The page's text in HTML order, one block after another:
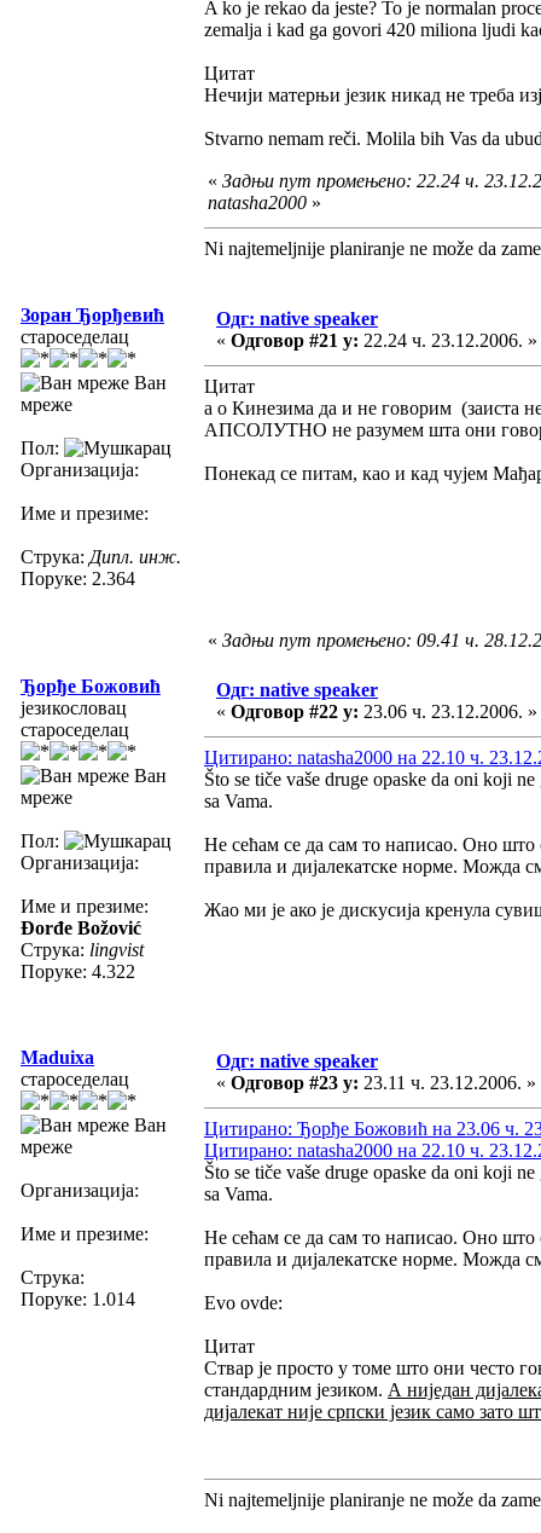
A ko je rekao da jeste? To je normalan
zemalja i kad ga govori 420 miliona ljudi
Цитат
Нечији матерњи језик никад не треба
Stvarno nemam reči. Molila bih Vas da
« Задњи пут промењено: 22.24 ч.
natasha2000 »
Ni najtemeljnije planiranje ne može da
Зоран Ђорђевић
староседелац
Ван
мреже
Пол:
Организација:
Име и презиме:
Струка: Дипл. инж.
Поруке: 2.364
Одг: native speaker
« Одговор #21 у: 22.24 ч. 23.12.2006. »
Цитат
а о Кинезима да и не говорим (заиста
АПСОЛУТНО не разумем шта они
Понекад се питам, као и кад чујем
« Задњи пут промењено: 09.41 ч.
Ђорђе Божовић
језикословац
староседелац
Ван
мреже
Пол:
Организација:
Име и презиме:
Đorđe Božović
Струка: lingvist
Поруке: 4.322
Одг: native speaker
« Одговор #22 у: 23.06 ч. 23.12.2006. »
Цитирано: natasha2000 на 22.10 ч.
Što se tiče vaše druge opaske da oni koji
sa Vama.
Не сећам се да сам то написао. Оно што
правила и дијалекатске норме. Можда
Жао ми је ако је дискусија кренула
Maduixa
староседелац
Ван
мреже
Организација:
Име и презиме:
Струка:
Поруке: 1.014
Одг: native speaker
« Одговор #23 у: 23.11 ч. 23.12.2006. »
Цитирано: Ђорђе Божовић на 23.06 ч.
Цитирано: natasha2000 на 22.10 ч.
Što se tiče vaše druge opaske da oni koji
sa Vama.
Не сећам се да сам то написао. Оно што
правила и дијалекатске норме. Можда
Evo ovde:
Цитат
Ствар је просто у томе што они често
стандардним језиком. А ниједан
дијалекат није српски језик само зато
Ni najtemeljnije planiranje ne može da